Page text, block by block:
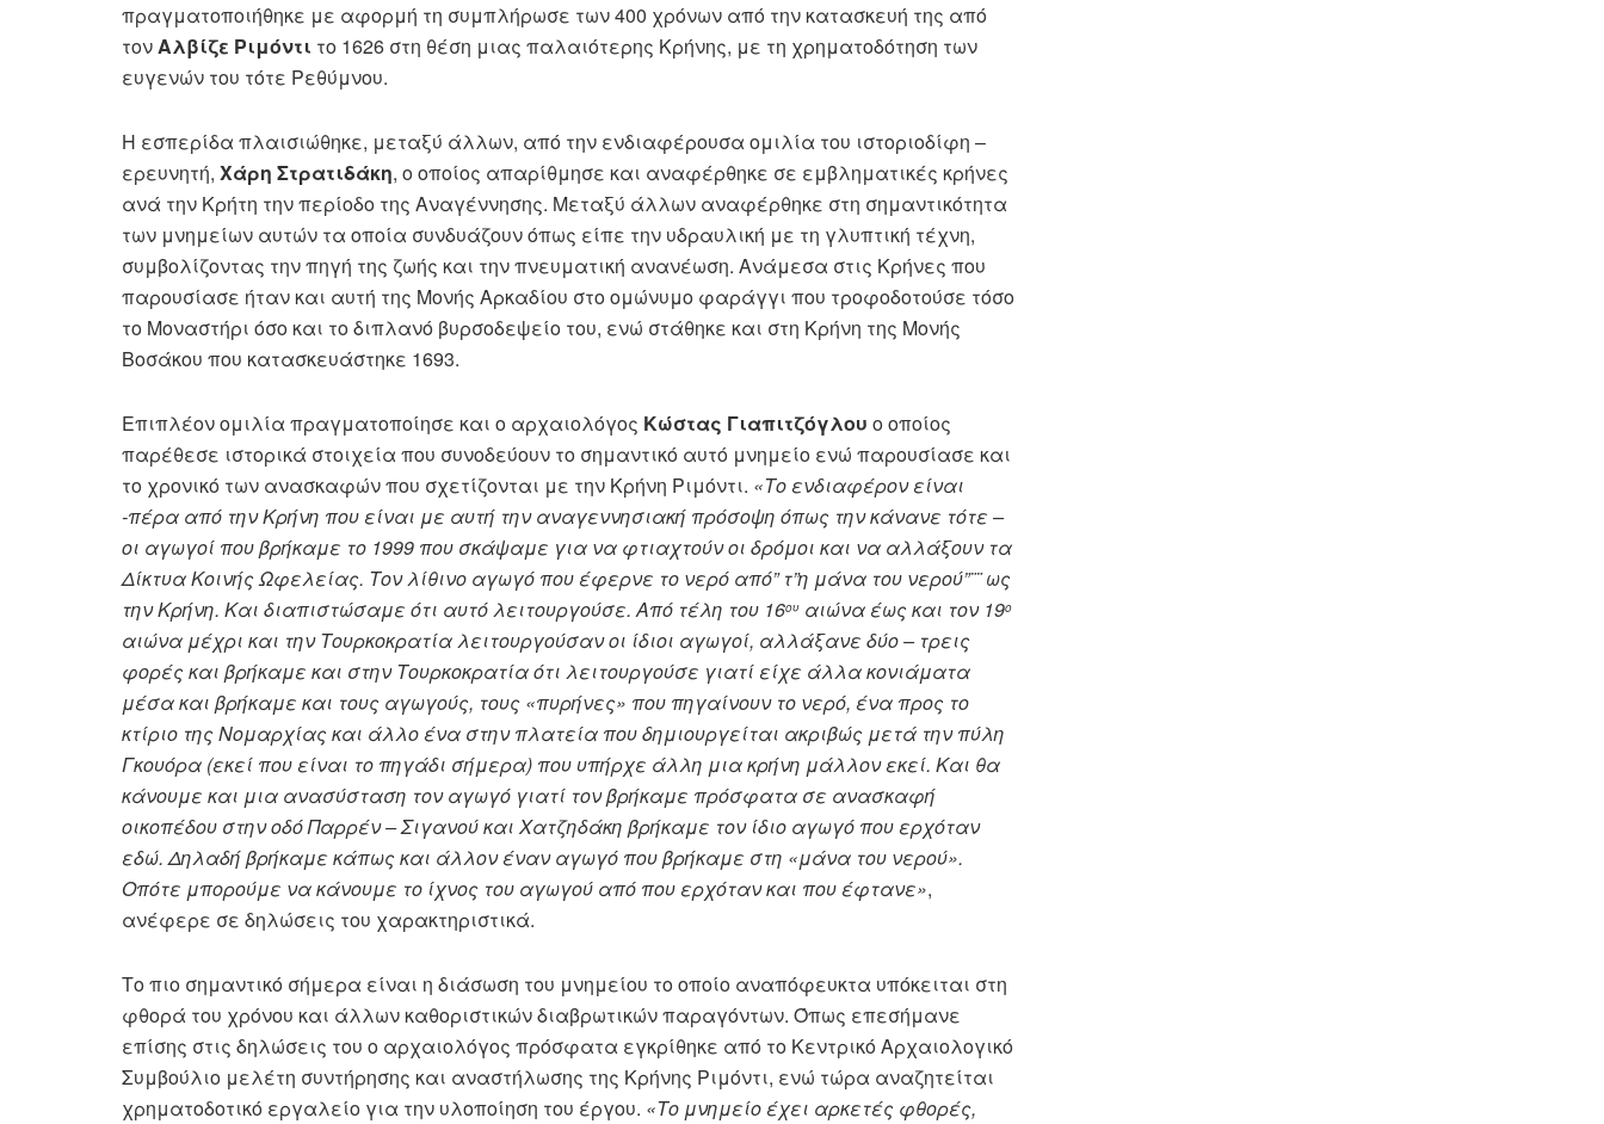
πραγματοποιήθηκε με αφορμή τη συμπλήρωσε των 400 χρόνων από την κατασκευή της από
τονΑλβίζε Ριμόντι το 1626 στη θέση μιας παλαιότερης Κρήνης, με τη χρηματοδότηση των
ευγενών του τότε Ρεθύμνου.
Η εσπερίδα πλαισιώθηκε, μεταξύ άλλων, από την ενδιαφέρουσα ομιλία του ιστοριοδίφη –
ερευνητή, Χάρη Στρατιδάκη, ο οποίος απαρίθμησε και αναφέρθηκε σε εμβληματικές κρήνες
ανά την Κρήτη την περίοδο της Αναγέννησης. Μεταξύ άλλων αναφέρθηκε στη σημαντικότητα
των μνημείων αυτών τα οποία συνδυάζουν όπως είπε την υδραυλική με τη γλυπτική τέχνη,
συμβολίζοντας την πηγή της ζωής και την πνευματική ανανέωση. Ανάμεσα στις Κρήνες που
παρουσίασε ήταν και αυτή της Μονής Αρκαδίου στο ομώνυμο φαράγγι που τροφοδοτούσε τόσο
το Μοναστήρι όσο και το διπλανό βυρσοδεψείο του, ενώ στάθηκε και στη Κρήνη της Μονής
Βοσάκου που κατασκευάστηκε 1693.
Επιπλέον ομιλία πραγματοποίησε και ο αρχαιολόγος Κώστας Γιαπιτζόγλου ο οποίος
παρέθεσε ιστορικά στοιχεία που συνοδεύουν το σημαντικό αυτό μνημείο ενώ παρουσίασε και
το χρονικό των ανασκαφών που σχετίζονται με την Κρήνη Ριμόντι. «Το ενδιαφέρον είναι
-πέρα από την Κρήνη που είναι με αυτή την αναγεννησιακή πρόσοψη όπως την κάνανε τότε –
οι αγωγοί που βρήκαμε το 1999 που σκάψαμε για να φτιαχτούν οι δρόμοι και να αλλάξουν τα
Δίκτυα Κοινής Ωφελείας. Τον λίθινο αγωγό που έφερνε το νερό από” τ”η μάνα του νερού”¨¨ ως
την Κρήνη. Και διαπιστώσαμε ότι αυτό λειτουργούσε. Από τέλη του 16ου αιώνα έως και τον 19ο
αιώνα μέχρι και την Τουρκοκρατία λειτουργούσαν οι ίδιοι αγωγοί, αλλάξανε δύο – τρεις
φορές και βρήκαμε και στην Τουρκοκρατία ότι λειτουργούσε γιατί είχε άλλα κονιάματα
μέσα και βρήκαμε και τους αγωγούς, τους «πυρήνες» που πηγαίνουν το νερό, ένα προς το
κτίριο της Νομαρχίας και άλλο ένα στην πλατεία που δημιουργείται ακριβώς μετά την πύλη
Γκουόρα (εκεί που είναι το πηγάδι σήμερα) που υπήρχε άλλη μια κρήνη μάλλον εκεί. Και θα
κάνουμε και μια ανασύσταση τον αγωγό γιατί τον βρήκαμε πρόσφατα σε ανασκαφή
οικοπέδου στην οδό Παρρέν – Σιγανού και Χατζηδάκη βρήκαμε τον ίδιο αγωγό που ερχόταν
εδώ. Δηλαδή βρήκαμε κάπως και άλλον έναν αγωγό που βρήκαμε στη «μάνα του νερού».
Οπότε μπορούμε να κάνουμε το ίχνος του αγωγού από που ερχόταν και που έφτανε»,
ανέφερε σε δηλώσεις του χαρακτηριστικά.
Το πιο σημαντικό σήμερα είναι η διάσωση του μνημείου το οποίο αναπόφευκτα υπόκειται στη
φθορά του χρόνου και άλλων καθοριστικών διαβρωτικών παραγόντων. Όπως επεσήμανε
επίσης στις δηλώσεις του ο αρχαιολόγος πρόσφατα εγκρίθηκε από το Κεντρικό Αρχαιολογικό
Συμβούλιο μελέτη συντήρησης και αναστήλωσης της Κρήνης Ριμόντι, ενώ τώρα αναζητείται
χρηματοδοτικό εργαλείο για την υλοποίηση του έργου. «Το μνημείο έχει αρκετές φθορές,